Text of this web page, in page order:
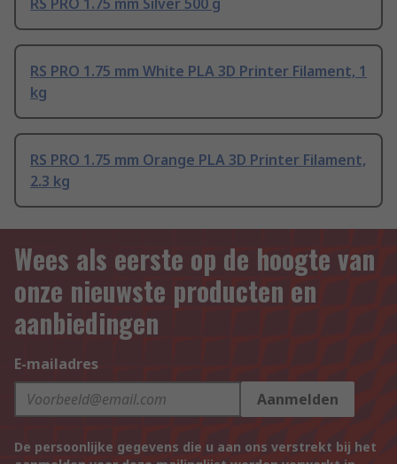
RS PRO 1.75 mm Silver 500 g
RS PRO 1.75 mm White PLA 3D Printer Filament, 1
kg
RS PRO 1.75 mm Orange PLA 3D Printer Filament,
2.3 kg
Wees als eerste op de hoogte van
onze nieuwste producten en
aanbiedingen
E-mailadres
Aanmelden
De persoonlijke gegevens die u aan ons verstrekt bij het